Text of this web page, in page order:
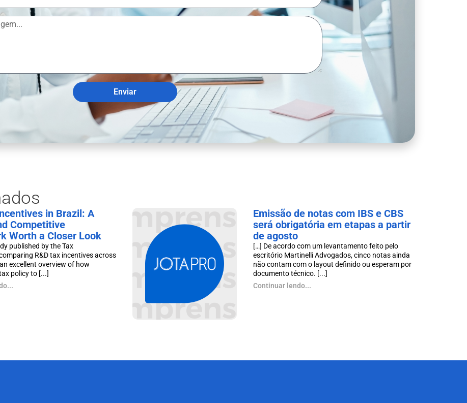
Enviar
in Brazil: A
Competitive
Worth a Closer Look
published by the Tax
R&D tax incentives across
excellent overview of how
policy to [...]
Emissão de notas com IBS e CBS
será obrigatória em etapas a partir
de agosto
[…] De acordo com um levantamento feito pelo
escritório Martinelli Advogados, cinco notas ainda
não contam com o layout definido ou esperam por
documento técnico. [...]
Continuar lendo...